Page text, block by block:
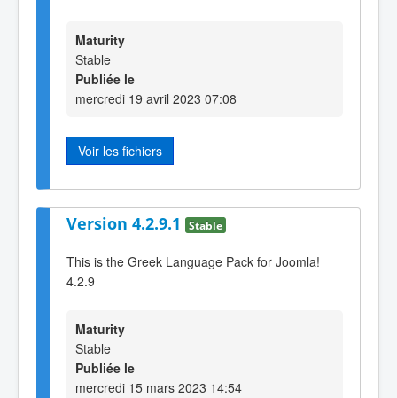
Maturity
Stable
Publiée le
mercredi 19 avril 2023 07:08
Voir les fichiers
Version 4.2.9.1 Stable
This is the Greek Language Pack for Joomla!
4.2.9
Maturity
Stable
Publiée le
mercredi 15 mars 2023 14:54